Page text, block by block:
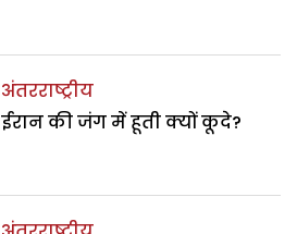
अंतरराष्ट्रीय
ईरान की जंग में हूती क्यों कूदे?